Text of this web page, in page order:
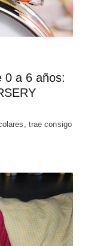
0 a 6 años:
trae consigo